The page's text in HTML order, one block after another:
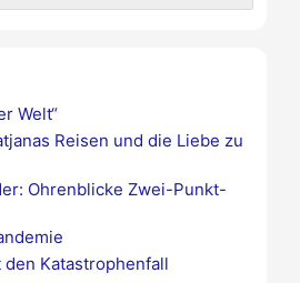
Welt“
Reisen und die Liebe zu
Ohrenblicke Zwei-Punkt-
Katastrophenfall